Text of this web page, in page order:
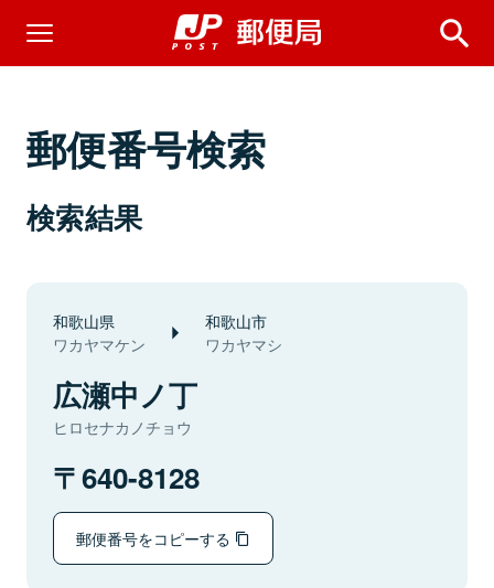
郵便番号検索
検索結果
和歌山県
ワカヤマケン
和歌山市
ワカヤマシ
広瀬中ノ丁
ヒロセナカノチョウ
640-8128
郵便番号をコピーする